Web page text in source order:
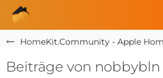
HomeKit.Community - Apple
Beiträge von nobbybln